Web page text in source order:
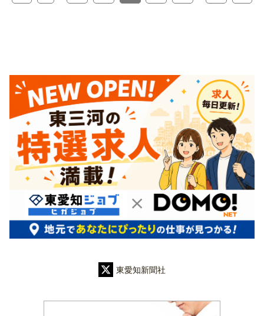
東愛知新聞社